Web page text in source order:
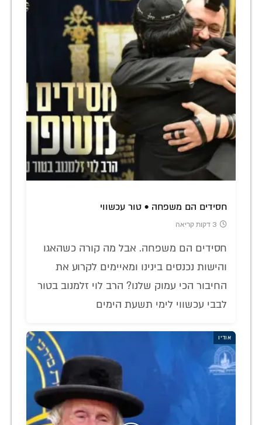
חסידים הם משפחה • טור עכשווי
3 דקות קריאה
חסידים הם משפחה. אבל מה קורה כשהאגו
והישות נכנסים בינינו ומאיימים לקרוע את
החיבור הכי עמוק שלנו? הרב לוי זלמנוב בטור
לבבי עכשווי לימי תשעת הימים
אודיו